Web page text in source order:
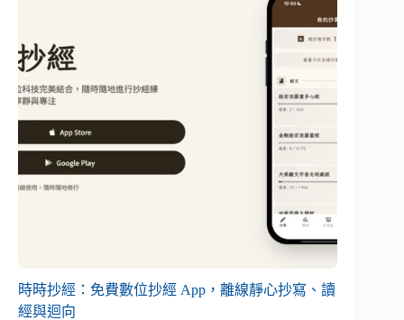
時時抄經：免費數位抄經 App，離線靜心抄寫、讀
經與迴向